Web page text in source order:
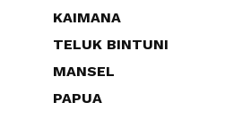
KAIMANA
TELUK BINTUNI
MANSEL
PAPUA